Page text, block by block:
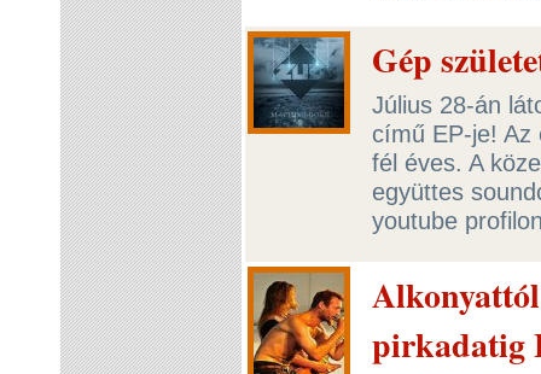
Gép
Július 28-án
című EP-je! Az
fél éves. A
együttes
youtube
pirkadatig